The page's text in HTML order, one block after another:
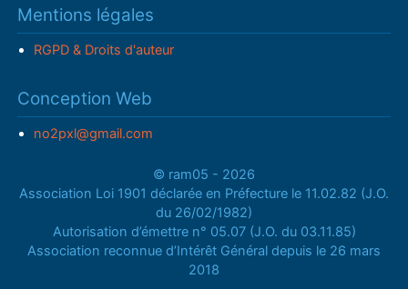
Mentions légales
RGPD & Droits d'auteur
Conception Web
no2pxl@gmail.com
© ram05 - 2026
Association Loi 1901 déclarée en Préfecture le 11.02.82 (J.O.
du 26/02/1982)
Autorisation d’émettre n° 05.07 (J.O. du 03.11.85)
Association reconnue d’Intérêt Général depuis le 26 mars
2018